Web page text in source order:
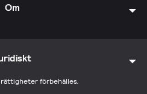
Om
förbehålles.